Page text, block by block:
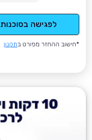
לפגישה בסוכנות
*חישוב ההחזר מפורט בתקנון